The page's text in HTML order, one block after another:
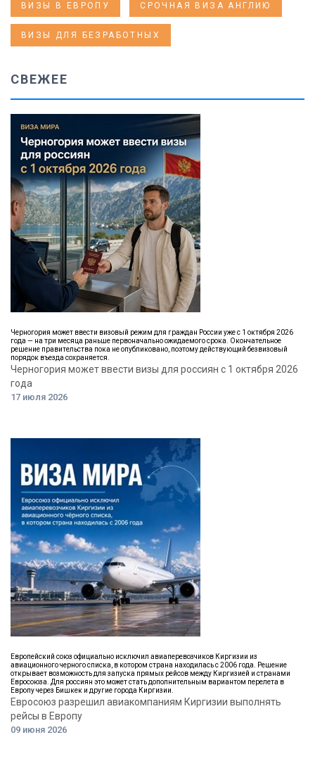
ВИЗЫ В ЕВРОПУ СРОЧНАЯ ВИЗА АНГЛИЮ
ВИЗЫ ДЛЯ БЕЗРАБОТНЫХ
СВЕЖЕЕ
Черногория может ввести визовый режим для граждан России уже с 1 октября 2026
года — на три месяца раньше первоначально ожидаемого срока. Окончательное
решение правительства пока не опубликовано, поэтому действующий безвизовый
порядок въезда сохраняется.
Черногория может ввести визы для россиян с 1 октября 2026
года
17 июля 2026
Европейский союз официально исключил авиаперевозчиков Киргизии из
авиационного черного списка, в котором страна находилась с 2006 года. Решение
открывает возможность для запуска прямых рейсов между Киргизией и странами
Евросоюза. Для россиян это может стать дополнительным вариантом перелета в
Европу через Бишкек и другие города Киргизии.
Евросоюз разрешил авиакомпаниям Киргизии выполнять
рейсы в Европу
09 июня 2026